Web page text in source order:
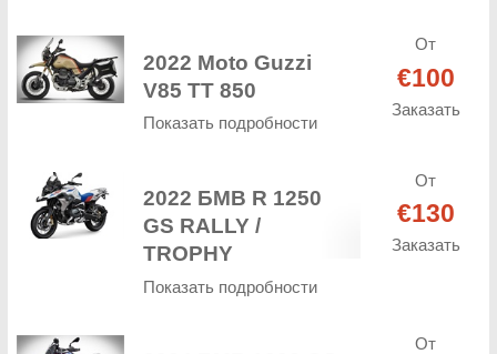
2022 Moto Guzzi
V85 TT 850
Показать подробности
От
€100
Заказать
2022 БМВ R 1250
GS RALLY /
TROPHY
Показать подробности
От
€130
Заказать
От